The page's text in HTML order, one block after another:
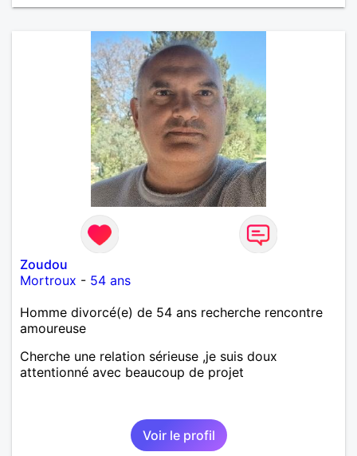
Zoudou
Mortroux - 54 ans
Homme divorcé(e) de 54 ans recherche rencontre
amoureuse
Cherche une relation sérieuse ,je suis doux
attentionné avec beaucoup de projet
Voir le profil